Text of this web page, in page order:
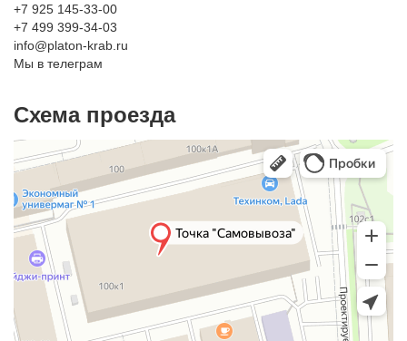
+7 925 145-33-00
+7 499 399-34-03
info@platon-krab.ru
Мы в телеграм
Схема проезда